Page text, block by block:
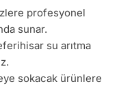
profesyonel
sunar.
su arıtma
sokacak ürünlere